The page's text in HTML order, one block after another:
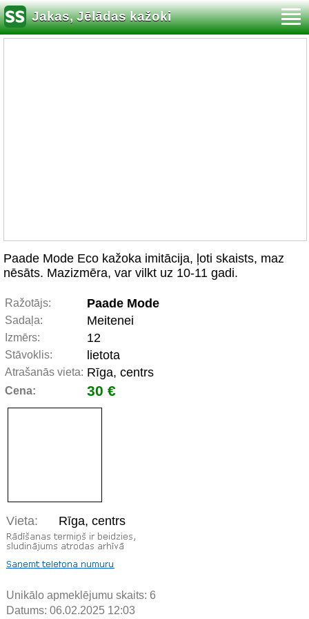
Jakas, Jēlādas kažoki
Paade Mode Eco kažoka imitācija, ļoti skaists, maz
nēsāts. Mazizmēra, var vilkt uz 10-11 gadi.
Ražotājs: Paade Mode
Sadaļa: Meitenei
Izmērs: 12
Stāvoklis: lietota
Atrašanās vieta: Rīga, centrs
Cena: 30 €
Vieta: Rīga, centrs
Unikālo apmeklējumu skaits: 6
Datums: 06.02.2025 12:03